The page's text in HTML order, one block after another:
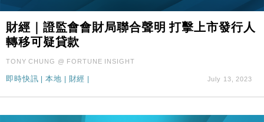
12:44
財經｜日本春季三度入市撐日圓 4月單日斥6.28萬億
日圓干預創新高
張
15:59
財經｜SA售股自救後再出手 斥4億美元押注未上市公
財經｜證監會會財局聯合聲明 打擊上市發行人
轉移可疑貸款
TONY CHUNG @ FORTUNE INSIGHT
即時快訊 |本地 | 財經 | July 13, 2023